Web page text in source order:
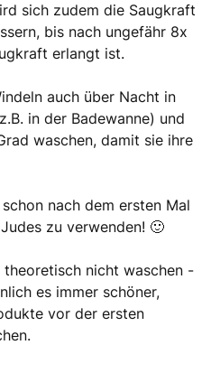
sich zudem die Saugkraft
bis nach ungefähr 8x
erlangt ist.
auch über Nacht in
in der Badewanne) und
waschen, damit sie ihre
nach dem ersten Mal
zu verwenden! 🙂
nicht waschen -
es immer schöner,
vor der ersten